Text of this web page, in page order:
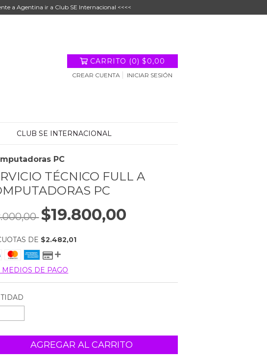
a Agentina ir a Club SE Internacional <<<<
CARRITO (0) $0,00
CREAR CUENTA INICIAR SESIÓN
CLUB SE INTERNACIONAL
PC
TÉCNICO FULL A
PC
$19.800,00
DE $2.482,01
MEDIOS DE PAGO